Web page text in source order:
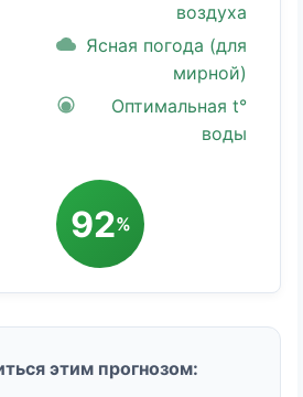
воздуха
Ясная погода (для
мирной)
Оптимальная t°
воды
92%
этим прогнозом: